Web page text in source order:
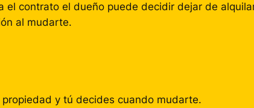
el contrato el dueño puede decidir dejar de
al mudarte.
y tú decides cuando mudarte.